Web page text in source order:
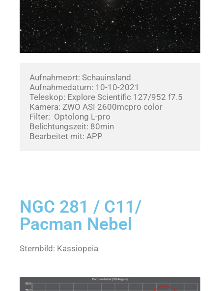
Aufnahmeort: Schauinsland
Aufnahmedatum: 10-10-2021
Teleskop: Explore Scientific 127/952 f7.5
Kamera: ZWO ASI 2600mcpro color
Filter:  Optolong L-pro
Belichtungszeit: 80min
Bearbeitet mit: APP
NGC 281 / C11/
Pacman Nebel
Sternbild: Kassiopeia